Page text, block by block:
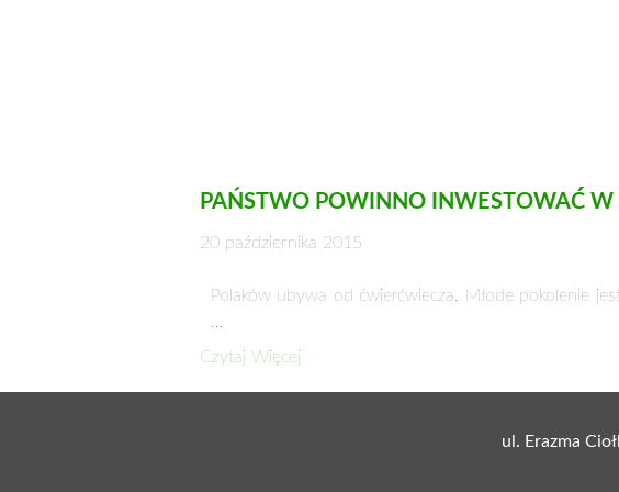
PAŃSTWO POWINNO INWESTOWAĆ W
20 października 2015
Polaków ubywa od ćwierćwiecza. Młode pokolenie
…
Czytaj Więcej
ul. Erazma